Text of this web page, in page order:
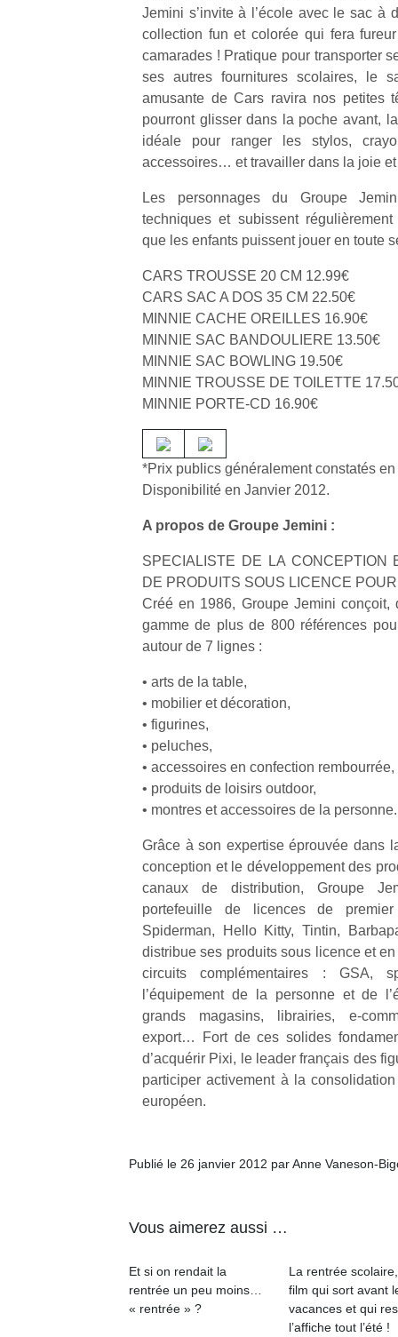
Jemini s’invite à l’école avec le sac à
collection fun et colorée qui fera
camarades ! Pratique pour transporter
ses autres fournitures scolaires, le
amusante de Cars ravira nos petites
pourront glisser dans la poche avant,
idéale pour ranger les stylos,
accessoires… et travailler dans la joie
Les personnages du Groupe
techniques et subissent
que les enfants puissent jouer en toute
CARS TROUSSE 20 CM 12.99€
CARS SAC A DOS 35 CM 22.50€
MINNIE CACHE OREILLES 16.90€
MINNIE SAC BANDOULIERE 13.50€
MINNIE SAC BOWLING 19.50€
MINNIE TROUSSE DE TOILETTE
MINNIE PORTE‐CD 16.90€
*Prix publics généralement constatés
Disponibilité en Janvier 2012.
A propos de Groupe Jemini :
SPECIALISTE DE LA CONCEPTION
DE PRODUITS SOUS LICENCE
Créé en 1986, Groupe Jemini conçoit,
gamme de plus de 800 références
autour de 7 lignes :
• arts de la table,
• mobilier et décoration,
• figurines,
• peluches,
• accessoires en confection rembourrée,
• produits de loisirs outdoor,
• montres et accessoires de la personne.
Grâce à son expertise éprouvée dans
conception et le développement des
canaux de distribution, Groupe
portefeuille de licences de
Spiderman, Hello Kitty, Tintin,
distribue ses produits sous licence et
circuits complémentaires : GSA,
l’équipement de la personne et de
grands magasins, librairies,
export… Fort de ces solides
d’acquérir Pixi, le leader français des
participer activement à la
européen.
Publié le 26 janvier 2012 par Anne Vaneson-
Vous aimerez aussi …
Et si on rendait la
rentrée un peu moins…
« rentrée » ?
La rentrée
film qui sort avant
vacances et qui
l’affiche tout l’été !
NextGen,
une
nouvelle
trottinette
mécanique
Beeper
souvent
occupations
n’est pas
simple.
Conjuguer
divertissement,
Des
trampolines
pour les
grands et
les petits !
retour des
de…